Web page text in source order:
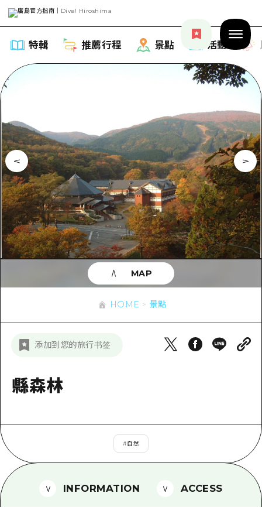
特輯 推薦行程 景點 活動
特輯
列表
推薦
藝術
活動·廟會
美食·酒水
騎自行車
夜晚生活
標準
自然
推薦行程
列表
Dive! Hiroshima 官方向導
廣島隨意旅行
廣島市內
美北
短途旅行
景點
列表
廣島市內
安芸
答對了
美北
藝北
活動
即時訊息
有用的信息
超值遊覽門票
行李寄存及運送服務
新聞
HOME 景點
添加到您的旅行书签
縣森林
#自然
MAP
INFORMATION ACCESS